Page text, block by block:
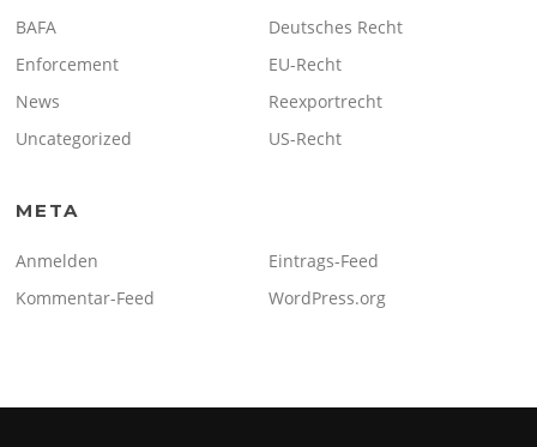
BAFA
Deutsches Recht
Enforcement
EU-Recht
News
Reexportrecht
Uncategorized
US-Recht
META
Anmelden
Eintrags-Feed
Kommentar-Feed
WordPress.org